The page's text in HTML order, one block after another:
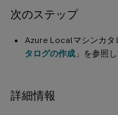
次のステップ
Azure Localマシンカタ
タログの作成 」を参照
詳細情報